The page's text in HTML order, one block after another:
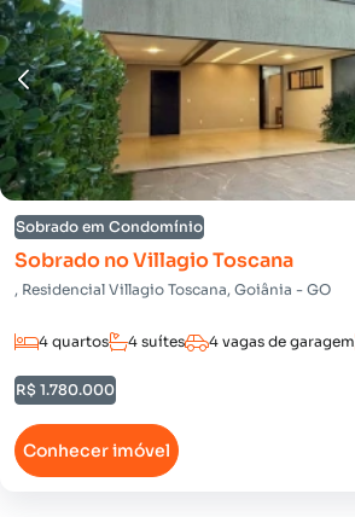
Sobrado em Condomínio
Sobrado no Villagio Toscana
, Residencial Villagio Toscana, Goiânia - GO
4 quartos 4 suítes 4 vagas de garagem
R$ 1.780.000
Conhecer imóvel